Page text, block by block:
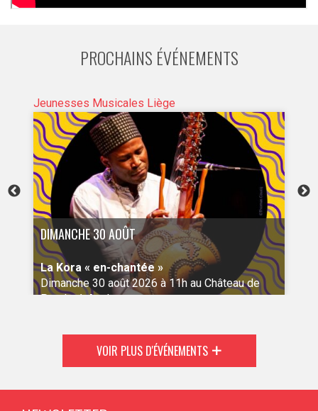
PROCHAINS ÉVÉNEMENTS
Jeunesses Musicales Bruxelles
SAMEDI 22 NOVEMBRE - SAMEDI 21 NOVEMBRE
L’Orchestre à la Portée des Enfants – Ali
Baba et les quarante voleurs @Bozar
À partir de 5 ans
PLUS D'INFO
VOIR PLUS D'ÉVÉNEMENTS